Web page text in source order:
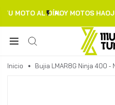
TU MOTO AL DÍA.HOY MOTOS
Inicio Bujia LMAR8G Ninja 400 -